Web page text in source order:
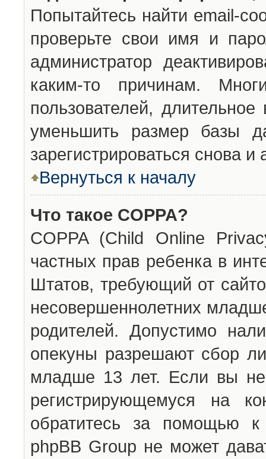
Попытайтесь найти email-
проверьте свои имя и
администратор
каким-то причинам.
пользователей,
уменьшить размер базы
зарегистрироваться снова и
Вернуться к началу
Что такое COPPA?
COPPA (Child Online
частных прав ребенка в
Штатов, требующий от
несовершеннолетних
родителей. Допустимо
опекуны разрешают сбор
младше 13 лет. Если вы
регистрирующемуся на
обратитесь за помощью к
phpBB Group не может